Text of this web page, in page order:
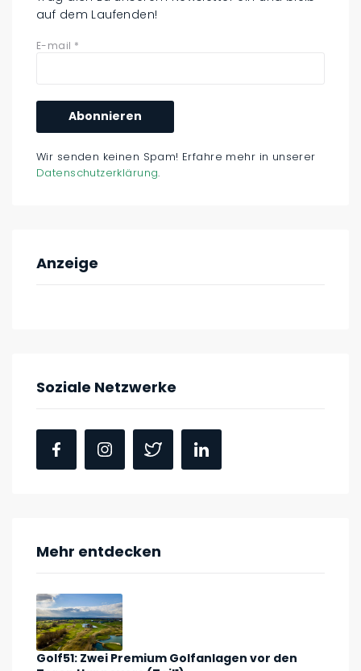
auf dem Laufenden!
E-mail *
Wir senden keinen Spam! Erfahre mehr in unserer
Datenschutzerklärung.
Anzeige
Soziale Netzwerke
Mehr entdecken
Golf51: Zwei Premium Golfanlagen vor den